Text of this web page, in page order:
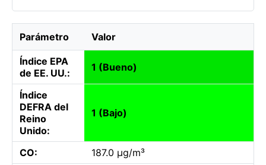
Parámetro Valor
Índice EPA
de EE. UU.:
1 (Bueno)
Índice
DEFRA del
Reino
Unido:
1 (Bajo)
CO:
187.0 µg/m³